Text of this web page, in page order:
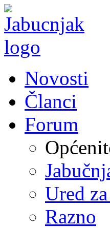
Novosti
Članci
Forum
Ured
Razno